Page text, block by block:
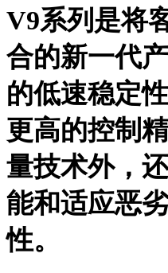
V9系列是将
合的新一代
的低速稳定
更高的控制
量技术外，
能和适应恶
性。